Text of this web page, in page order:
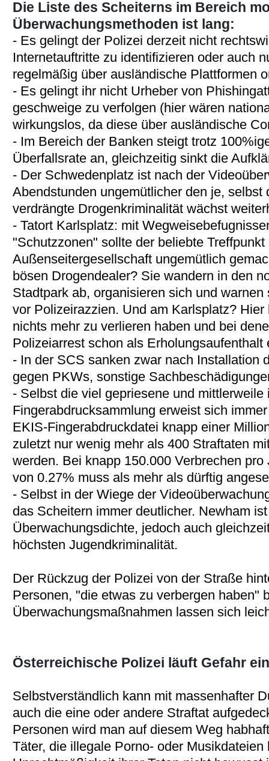
Die Liste des Scheiterns im Bereich
Überwachungsmethoden ist lang:
- Es gelingt der Polizei derzeit nicht
Internetauftritte zu identifizieren oder auch
regelmäßig über ausländische Plattformen
- Es gelingt ihr nicht Urheber von
geschweige zu verfolgen (hier wären
wirkungslos, da diese über ausländische
- Im Bereich der Banken steigt trotz
Überfallsrate an, gleichzeitig sinkt die
- Der Schwedenplatz ist nach der
Abendstunden ungemütlicher den je, selbst
verdrängte Drogenkriminalität wächst
- Tatort Karlsplatz: mit
"Schutzzonen" sollte der beliebte Treffpunkt
Außenseitergesellschaft ungemütlich
bösen Drogendealer? Sie wandern in den
Stadtpark ab, organisieren sich und
vor Polizeirazzien. Und am Karlsplatz?
nichts mehr zu verlieren haben und bei
Polizeiarrest schon als Erholungsaufenthalt
- In der SCS sanken zwar nach Installation
gegen PKWs, sonstige
- Selbst die viel gepriesene und
Fingerabdrucksammlung erweist sich
EKIS-Fingerabdruckdatei knapp einer
zuletzt nur wenig mehr als 400 Straftaten
werden. Bei knapp 150.000 Verbrechen
von 0.27% muss als mehr als dürftig
- Selbst in der Wiege der
das Scheitern immer deutlicher. Newham
Überwachungsdichte, jedoch auch
höchsten Jugendkriminalität.
Der Rückzug der Polizei von der Straße
Personen, "die etwas zu verbergen haben"
Überwachungsmaßnahmen lassen sich
Österreichische Polizei läuft Gefahr
Selbstverständlich kann mit massenhafter
auch die eine oder andere Straftat
Personen wird man auf diesem Weg
Täter, die illegale Porno- oder